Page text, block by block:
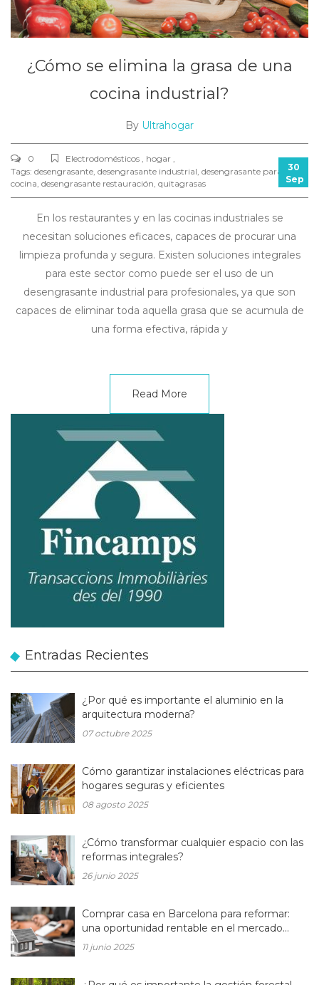
¿Cómo se elimina la grasa de una
cocina industrial?
By Ultrahogar
0
Electrodomésticos , hogar ,
Tags: desengrasante, desengrasante industrial, desengrasante para
cocina, desengrasante restauración, quitagrasas
30
Sep
En los restaurantes y en las cocinas industriales se
necesitan soluciones eficaces, capaces de procurar una
limpieza profunda y segura. Existen soluciones integrales
para este sector como puede ser el uso de un
desengrasante industrial para profesionales, ya que son
capaces de eliminar toda aquella grasa que se acumula de
una forma efectiva, rápida y
Read More
Entradas Recientes
¿Por qué es importante el aluminio en la
arquitectura moderna?
07 octubre 2025
Cómo garantizar instalaciones eléctricas para
hogares seguras y eficientes
08 agosto 2025
¿Cómo transformar cualquier espacio con las
reformas integrales?
26 junio 2025
Comprar casa en Barcelona para reformar:
una oportunidad rentable en el mercado
inmobiliario actual
11 junio 2025